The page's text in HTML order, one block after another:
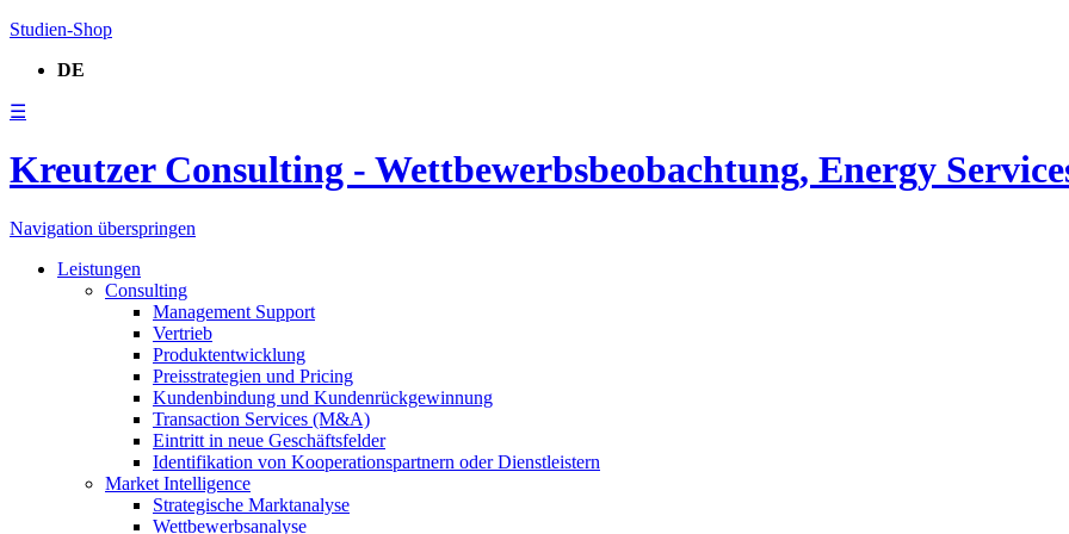
Studien-Shop
DE
☰
Kreutzer Consulting - Wettbewerbsbeobachtung, Energy
Navigation überspringen
Leistungen
Consulting
Management Support
Vertrieb
Produktentwicklung
Preisstrategien und Pricing
Kundenbindung und Kundenrückgewinnung
Transaction Services (M&A)
Eintritt in neue Geschäftsfelder
Identifikation von Kooperationspartnern oder Dienstleistern
Market Intelligence
Strategische Marktanalyse
Wettbewerbsanalyse